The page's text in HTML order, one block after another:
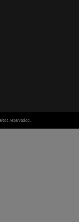
reservados.